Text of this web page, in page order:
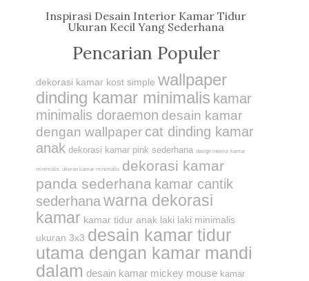
Inspirasi Desain Interior Kamar Tidur
Ukuran Kecil Yang Sederhana
Pencarian Populer
dekorasi kamar kost simple wallpaper
dinding kamar minimalis kamar
minimalis doraemon desain kamar
dengan wallpaper cat dinding kamar
anak dekorasi kamar pink sederhana design interior kamar
minimalis ukuran kamar minimalis
dekorasi kamar
panda sederhana kamar cantik
sederhana warna dekorasi
kamar kamar tidur anak laki laki minimalis
ukuran 3x3 desain kamar tidur
utama dengan kamar mandi
dalam desain kamar mickey mouse kamar